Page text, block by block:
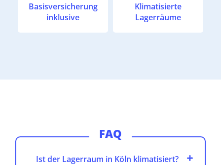
Basisversicherung
inklusive
Klimatisierte
Lagerräume
FAQ
Ist der Lagerraum in Köln klimatisiert?